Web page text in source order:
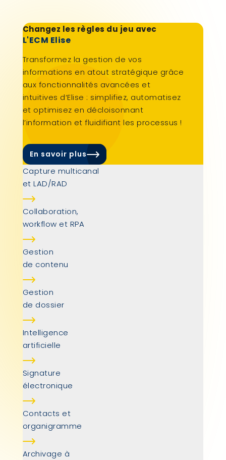
Changez les règles du jeu avec
L'ECM Elise
Transformez la gestion de vos
informations en atout stratégique grâce
aux fonctionnalités avancées et
intuitives d‘Elise : simplifiez, automatisez
et optimisez en décloisonnant
l’information et fluidifiant les processus !
En savoir plus
Capture multicanal
et LAD/RAD
Collaboration,
workflow et RPA
Gestion
de contenu
Gestion
de dossier
Intelligence
artificielle
Signature
électronique
Contacts et
organigramme
Archivage à